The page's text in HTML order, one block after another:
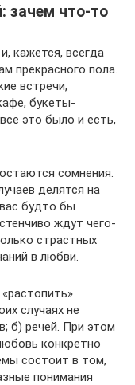
зачем что-то
кажется, всегда
прекрасного пола.
встречи,
букеты-
это было и есть,
сомнения.
делятся на
будто бы
ждут чего-
страстных
в любви.
случаях не
б) речей. При этом
конкретно
состоит в том,
понимания